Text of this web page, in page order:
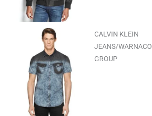
CALVIN KLEIN
JEANS/WARNACO
GROUP